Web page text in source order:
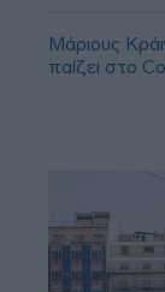
Μάριους
παίζει στο